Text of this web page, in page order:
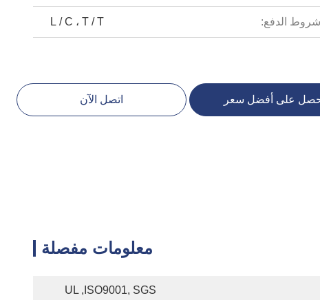
شروط الدفع: L / C ، T / T
على أفضل سعر اتصل الآن
معلومات مفصلة
UL ,ISO9001, SGS